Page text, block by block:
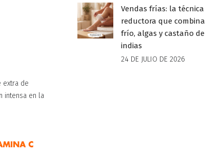
extra de
intensa en la
Vendas frías: la técnica
reductora que combina
frío, algas y castaño de
indias
24 DE JULIO DE 2026